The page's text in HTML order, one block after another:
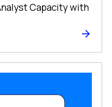
Capacity with